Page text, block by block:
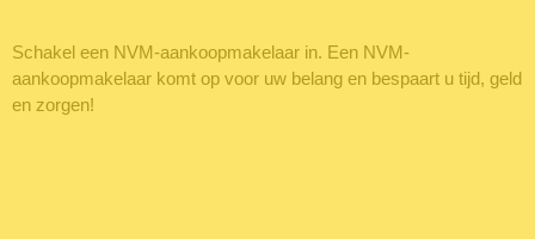
Schakel een NVM-aankoopmakelaar in. Een NVM-
aankoopmakelaar komt op voor uw belang en bespaart u tijd, geld
en zorgen!